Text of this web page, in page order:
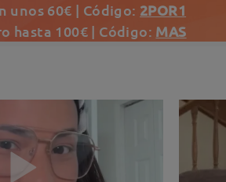
unos 60€ | Código: 2POR1
hasta 100€ | Código: MAS